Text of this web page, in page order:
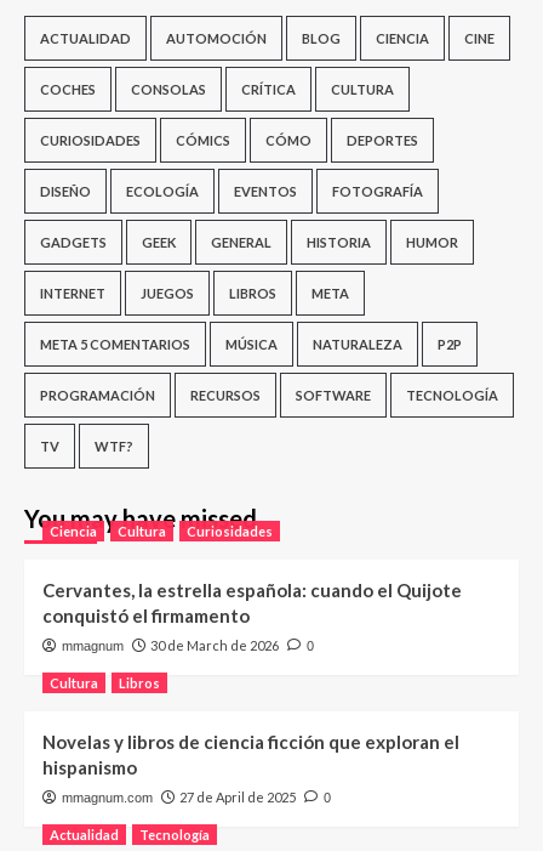
ACTUALIDAD AUTOMOCIÓN BLOG CIENCIA CINE
COCHES CONSOLAS CRÍTICA CULTURA
CURIOSIDADES CÓMICS CÓMO DEPORTES
DISEÑO ECOLOGÍA EVENTOS FOTOGRAFÍA
GADGETS GEEK GENERAL HISTORIA HUMOR
INTERNET JUEGOS LIBROS META
META 5 COMENTARIOS MÚSICA NATURALEZA P2P
PROGRAMACIÓN RECURSOS SOFTWARE TECNOLOGÍA
TV WTF?
You may have missed
Ciencia Cultura Curiosidades
Cervantes, la estrella española: cuando el Quijote
conquistó el firmamento
mmagnum 30 de March de 2026 0
Cultura Libros
Novelas y libros de ciencia ficción que exploran el
hispanismo
mmagnum.com 27 de April de 2025 0
Actualidad Tecnología